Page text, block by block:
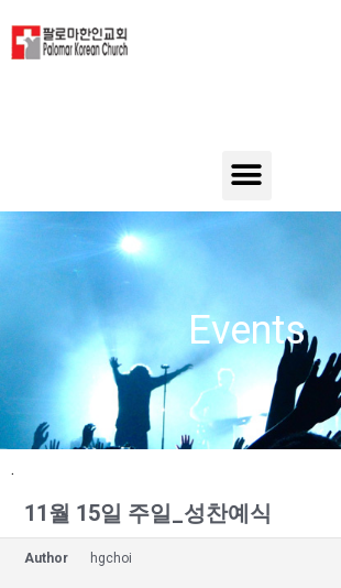
Events
.
11월 15일 주일_성찬예식
Author hgchoi